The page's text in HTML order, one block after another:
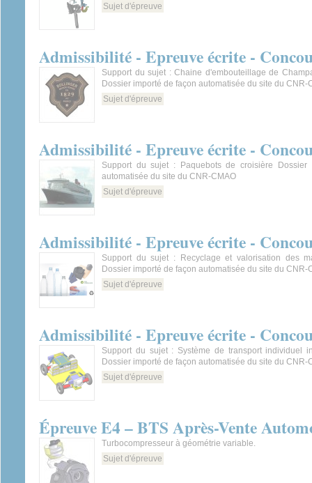
Sujet d'épreuve
Admissibilité - Epreuve écrite -
Support du sujet : Chaine d'embouteillage de
Dossier importé de façon automatisée du site du CNR-
Sujet d'épreuve
Admissibilité - Epreuve écrite -
Support du sujet : Paquebots de croisière Dossier
automatisée du site du CNR-CMAO
Sujet d'épreuve
Admissibilité - Epreuve écrite -
Support du sujet : Recyclage et valorisation des
Dossier importé de façon automatisée du site du CNR-
Sujet d'épreuve
Admissibilité - Epreuve écrite -
Support du sujet : Système de transport individuel
Dossier importé de façon automatisée du site du CNR-
Sujet d'épreuve
Épreuve E4 – BTS Après-Vente
Turbocompresseur à géométrie variable.
Sujet d'épreuve